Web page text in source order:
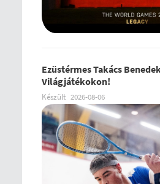
Ezüstérmes Takács
Világjátékokon!
Készült 2026-08-06